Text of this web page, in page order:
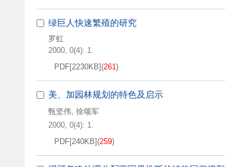
绿巨人快速繁殖的研究
罗虹
2000, 0(4): 1.
PDF[2230KB](261)
美、加园林规划的特色及启示
甄坚伟, 徐颂军
2000, 0(4): 1.
PDF[240KB](259)